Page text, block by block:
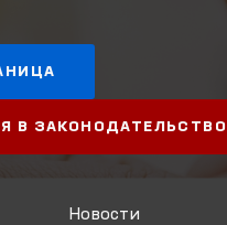
В ЗАКОНОДАТЕЛЬСТВО
Новости